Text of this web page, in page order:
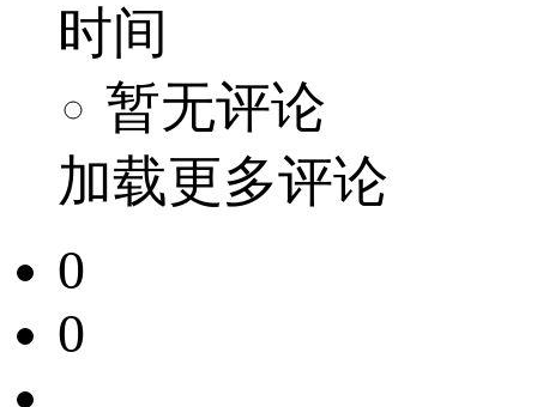
时间
暂无评论
加载更多评论
0
0